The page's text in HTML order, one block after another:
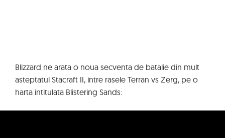
Blizzard ne arata o noua secventa de batalie din mult
asteptatul Stacraft II, intre rasele Terran vs Zerg, pe o
harta intitulata Blistering Sands: